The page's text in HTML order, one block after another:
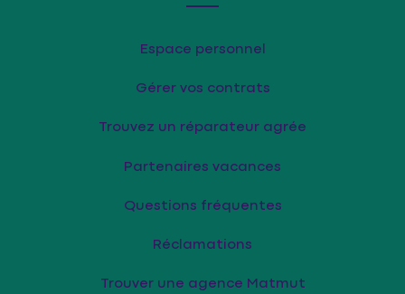
Espace personnel
Gérer vos contrats
Trouvez un réparateur agrée
Partenaires vacances
Questions fréquentes
Réclamations
Trouver une agence Matmut